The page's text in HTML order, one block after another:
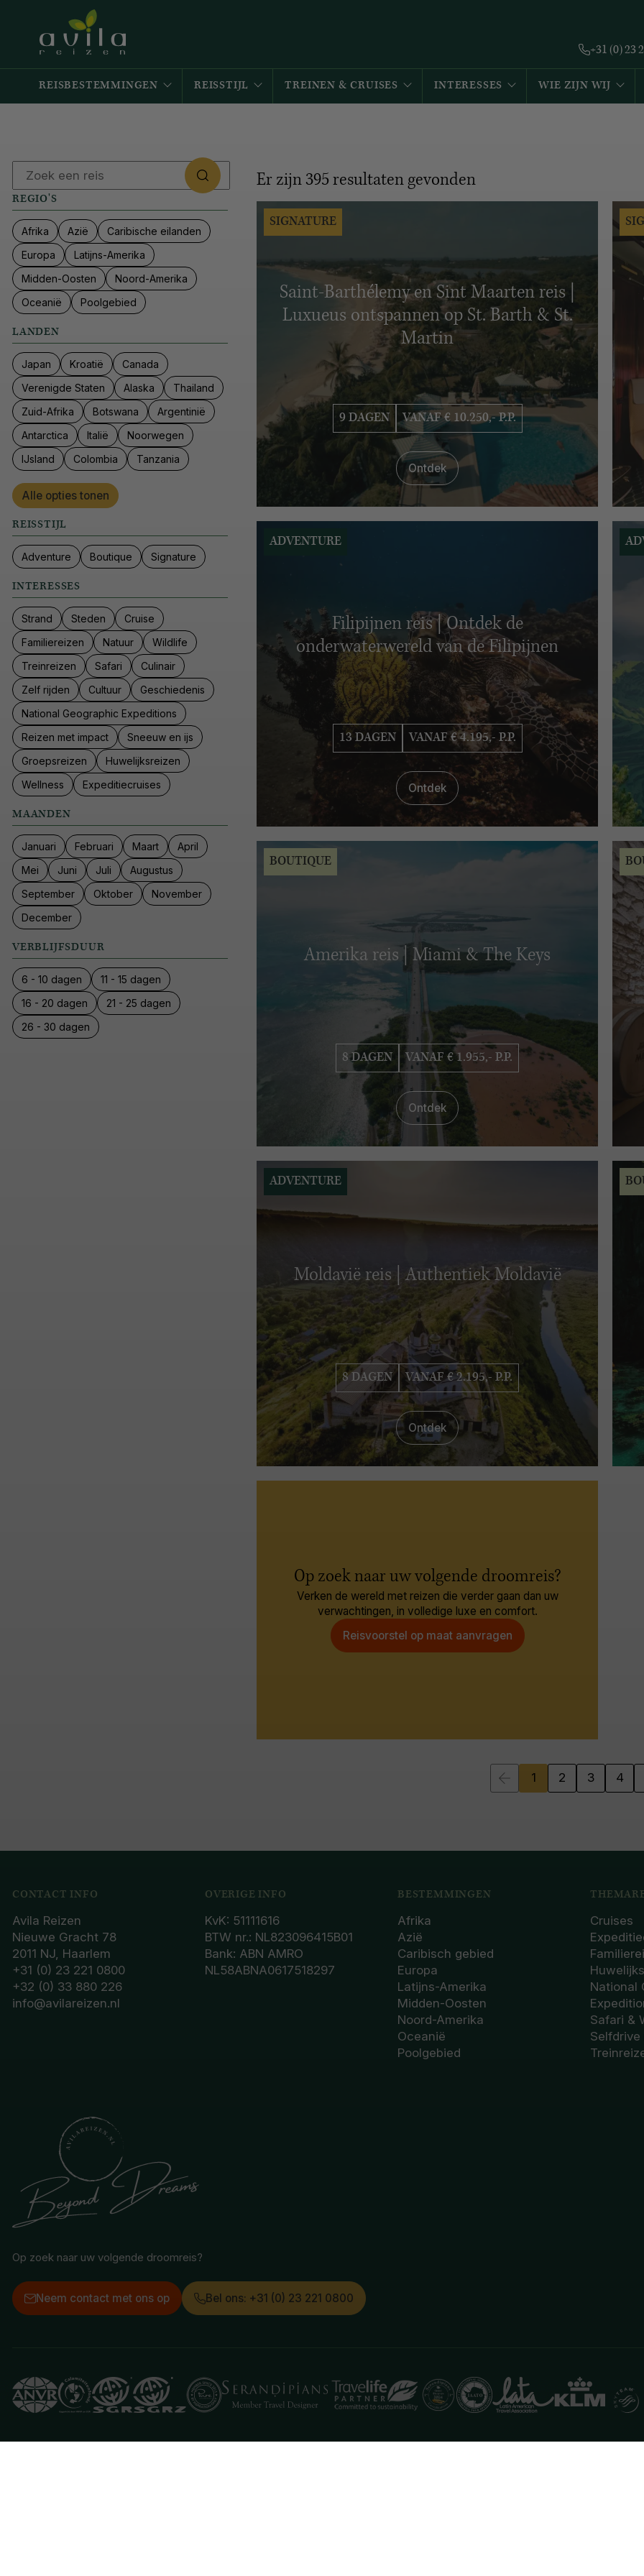
+31 (0) 23
REISBESTEMMINGEN REISSTIJL TREINEN & CRUISES INTERESSES WIE ZIJN WIJ
REGIO'S
Afrika Azië
Caribische eilanden
Europa
Latijns-Amerika
Midden-Oosten
Noord-Amerika
Oceanië
Poolgebied
LANDEN
Japan Kroatië
Canada
Verenigde Staten
Alaska
Thailand
Zuid-Afrika
Botswana
Argentinië
Antarctica
Italië
Noorwegen
IJsland
Colombia Tanzania
Alle opties tonen
REISSTIJL
Adventure Boutique Signature
INTERESSES
Strand Steden
Cruise
Familiereizen
Natuur
Wildlife
Treinreizen
Safari
Culinair
Zelf rijden
Cultuur
Geschiedenis
National Geographic Expeditions
Reizen met impact
Sneeuw en ijs
Groepsreizen
Huwelijksreizen
Wellness
Expeditiecruises
MAANDEN
Januari Februari Maart
April
Mei
Juni Juli
Augustus
September
Oktober
November
December
VERBLIJFSDUUR
6 - 10 dagen
11 - 15 dagen
16 - 20 dagen
21 - 25 dagen
26 - 30 dagen
Er zijn 395resultaten gevonden
Saint-Barthélemy en Sint Maarten reis |
Luxueus ontspannen op St. Barth & St.
Martin
9 DAGEN VANAF € 10.250,- P.P.
Ontdek
SIGNATURE
Filipijnen reis | Ontdek de
onderwaterwereld van de Filipijnen
13 DAGEN VANAF € 4.195,- P.P.
Ontdek
ADVENTURE
Amerika reis | Miami & The Keys
8 DAGEN VANAF € 1.955,- P.P.
Ontdek
BOUTIQUE
Moldavië reis | Authentiek Moldavië
8 DAGEN VANAF € 2.195,- P.P.
Ontdek
ADVENTURE
Op zoek naar uw volgende droomreis?
Verken de wereld met reizen die verder gaan dan uw
verwachtingen, in volledige luxe en comfort.
Reisvoorstel op maat aanvragen
1 2 3 4
CONTACT INFO
Avila Reizen
Nieuwe Gracht 78
2011 NJ, Haarlem
+31 (0) 23 221 0800
+32 (0) 33 880 226
info@avilareizen.nl
OVERIGE INFO
KvK: 51111616
BTW nr.: NL823096415B01
Bank: ABN AMRO
NL58ABNA0617518297
BESTEMMINGEN
Afrika
Azië
Caribisch gebied
Europa
Latijns-Amerika
Midden-Oosten
Noord-Amerika
Oceanië
Poolgebied
Cruises
National
Safari &
Selfdrive
Op zoek naar uw volgende droomreis?
Neem contact met ons op Bel ons: +31 (0) 23 221 0800